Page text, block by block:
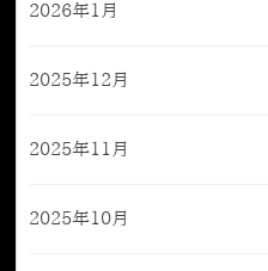
2026年1月
2025年12月
2025年11月
2025年10月